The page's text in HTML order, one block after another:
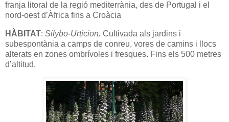
franja litoral de la regió mediterrània, des de Portugal i el
nord-oest d’Àfrica fins a Croàcia
HÀBITAT: Silybo-Urticion. Cultivada als jardins i
subespontània a camps de conreu, vores de camins i llocs
alterats en zones ombrívoles i fresques. Fins els 500 metres
d’altitud.